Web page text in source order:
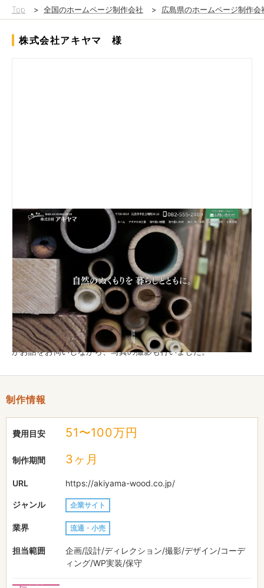
Top > 全国のホームページ制作会社 > 広島県のホームページ制作会
株式会社アキヤマ 様
豊富な樹種の国産・輸入木材を取り扱う「株式会社アキヤマ」を
もっと知ってほしいという思いから、サイトの制作を希望されま
した。
取り扱い木材・樹種をわかりやすく掲載するために、写真と一緒
にそれぞれの詳細の記載や、原産地別に分けて記載いたしまし
た。また事例を1番見てほしいという株式会社アキヤマ様のご希
望に添って、「納入・施工事例」ページを作成し過去の事例も含
めて紹介していくことをお勧めしました。このページはお客様自
ら簡単に更新できるように作成しております。弊社のカメラマン
がお話をお伺いしながら、写真の撮影も行いました。
制作情報
費用目安 51〜100万円
制作期間 3ヶ月
URL https://akiyama-wood.co.jp/
ジャンル 企業サイト
業界 流通・小売
担当範囲
企画/設計/ディレクション/撮影/デザイン/コーデ
ィング/WP実装/保守